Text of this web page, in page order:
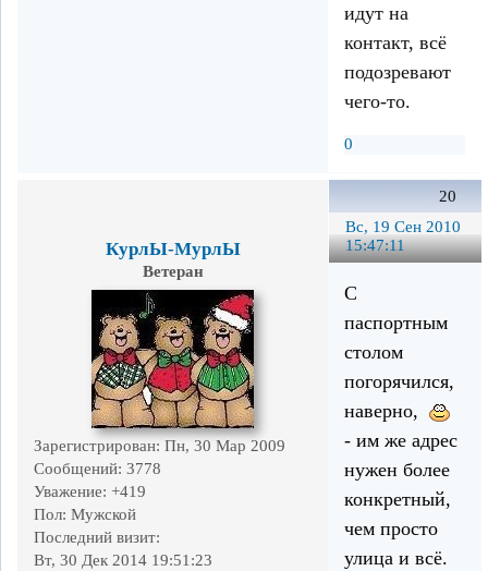
идут на
контакт, всё
подозревают
чего-то.
0
20
Вс, 19 Сен 2010
15:47:11
КурлЫ-МурлЫ
Ветеран
Зарегистрирован: Пн, 30 Мар 2009
Сообщений: 3778
Уважение: +419
Пол: Мужской
Последний визит:
Вт, 30 Дек 2014 19:51:23
С
паспортным
столом
погорячился,
наверно,
- им же адрес
нужен более
конкретный,
чем просто
улица и всё.